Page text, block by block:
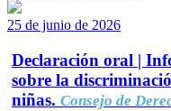
25 de junio de 2026
Declaración oral |
sobre la
niñas. Consejo de